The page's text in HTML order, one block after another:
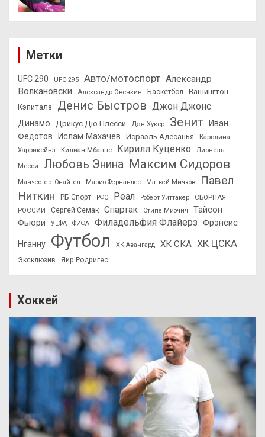
Метки
UFC 290 UFC 295 Авто/мотоспорт Александр
Волкановски
Александр Овечкин Баскетбол
Вашингтон
Кэпиталз
Денис Быстров Джон Джонс
Динамо Дрикус Дю Плесси Дэн Хукер Зенит
Иван
Федотов
Ислам Махачев Исраэль Адесанья
Каролина
Харрикейнз
Килиан Мбаппе Кирилл Куценко
Лионель
Месси
Любовь Энина Максим Сидоров
Манчестер Юнайтед Марио Фернандес Матвей Мичков
Павел
Ниткин
РБ Спорт РФС Реал Роберт Уиттакер
СБОРНАЯ
РОССИИ
Сергей Семак Спартак Стипе Миочич
Тайсон
Фьюри
УЕФА ФИФА Филадельфия Флайерз Фрэнсис
Нганну Футбол ХК Авангард ХК СКА ХК ЦСКА
Эксклюзив Яир Родригес
Хоккей